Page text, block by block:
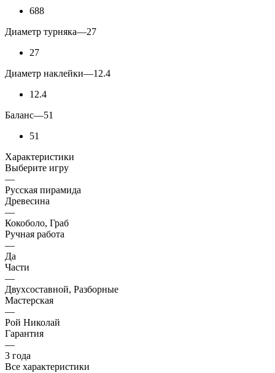
688
Диаметр турняка—27
27
Диаметр наклейки—12.4
12.4
Баланс—51
51
Характеристики
Выберите игру
—
Русская пирамида
Древесина
—
Кокоболо, Граб
Ручная работа
—
Да
Части
—
Двухсоставной, Разборные
Мастерская
—
Рой Николай
Гарантия
—
3 года
Все характеристики